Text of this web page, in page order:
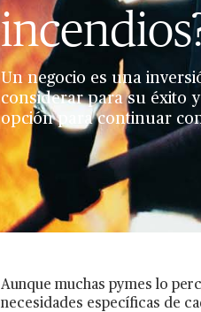
Un negocio es una
considerar para su éxito
opción para continuar
Aunque muchas pymes lo
necesidades específicas de